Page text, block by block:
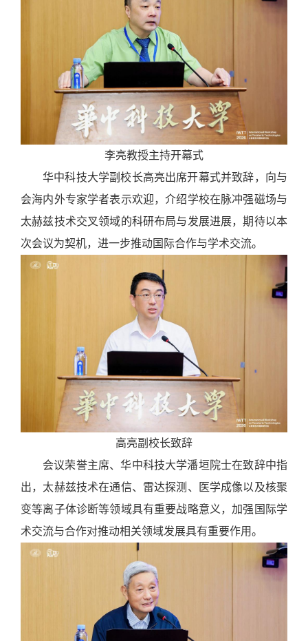
李亮教授主持开幕式
华中科技大学副校长高亮出席开幕式并致辞，向与
会海内外专家学者表示欢迎，介绍学校在脉冲强磁场与
太赫兹技术交叉领域的科研布局与发展进展，期待以本
次会议为契机，进一步推动国际合作与学术交流。
高亮副校长致辞
会议荣誉主席、华中科技大学潘垣院士在致辞中指
出， 太赫兹技术在通信、雷达探测、医学成像以及核聚
变等离子体诊断等领域具有重要战略意义，加强国际学
术交流与合作对推动相关领域发展具有重要作用。